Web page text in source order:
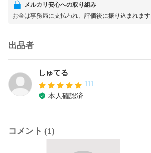
メルカリ安心への取り組み
お金は事務局に支払われ、評価後に振り込まれます
出品者
しゅてる
111
本人確認済
コメント (1)